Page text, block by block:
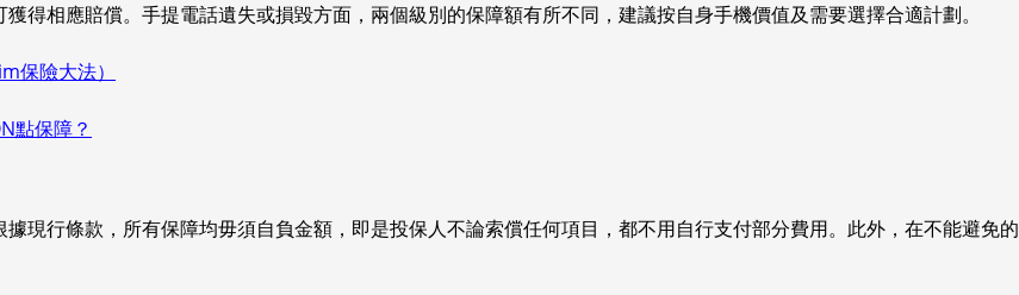
得相應賠償。手提電話遺失或損毀方面，兩個級別的保障額有所不同，建議按自身手機價值及需要選擇合適計劃。
保險大法）
點保障？
現行條款，所有保障均毋須自負金額，即是投保人不論索償任何項目，都不用自行支付部分費用。此外，在不能避免的